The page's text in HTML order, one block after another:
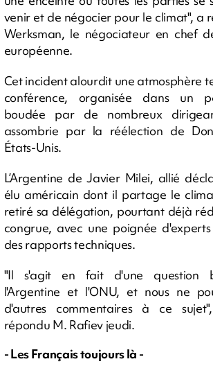
venir et de négocier pour le climat", a
Werksman, le négociateur en chef
européenne.
Cet incident alourdit une atmosphère
conférence, organisée dans un
boudée par de nombreux
assombrie par la réélection de
États-Unis.
L’Argentine de Javier Milei, allié
élu américain dont il partage le
retiré sa délégation, pourtant déjà
congrue, avec une poignée
des rapports techniques.
"Il s'agit en fait d'une question
l'Argentine et l'ONU, et nous ne
d'autres commentaires à ce
répondu M. Rafiev jeudi.
- Les Français toujours là -